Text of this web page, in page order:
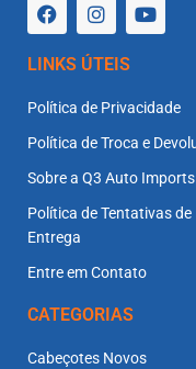
LINKS ÚTEIS
Política de Privacidade
Política de Troca e
Sobre a Q3 Auto Imports
Política de Tentativas de
Entrega
Entre em Contato
CATEGORIAS
Cabeçotes Novos